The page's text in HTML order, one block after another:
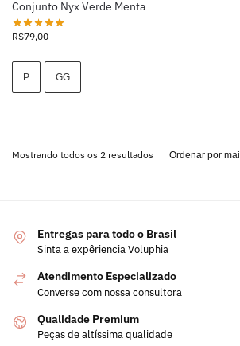
Conjunto Nyx Verde Menta
R$79,00
P GG
Mostrando todos os 2 resultados
Entregas para todo o Brasil
Sinta a expêriencia Voluphia
Atendimento Especializado
Converse com nossa consultora
Qualidade Premium
Peças de altíssima qualidade